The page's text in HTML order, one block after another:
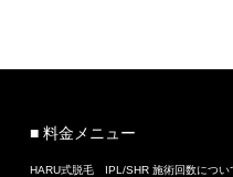
■ 料金メニュー
HARU式脱毛 IPL/SHR 施術回数につい